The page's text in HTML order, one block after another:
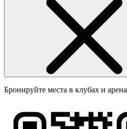
Бронируйте места в клубах и